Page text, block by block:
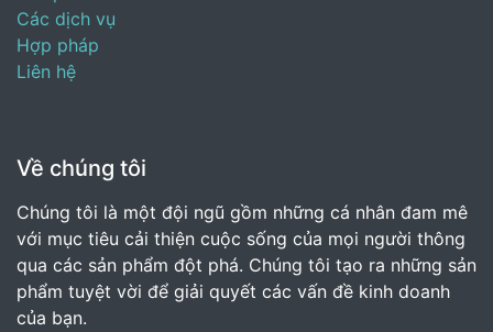
Các dịch vụ
Hợp pháp
Liên hệ
Về chúng tôi
Chúng tôi là một đội ngũ gồm những cá nhân đam mê
với mục tiêu cải thiện cuộc sống của mọi người thông
qua các sản phẩm đột phá. Chúng tôi tạo ra những sản
phẩm tuyệt vời để giải quyết các vấn đề kinh doanh
của bạn.